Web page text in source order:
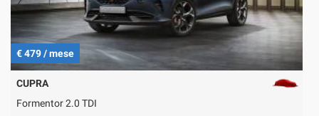
€ 479 / mese
CUPRA
Formentor 2.0 TDI